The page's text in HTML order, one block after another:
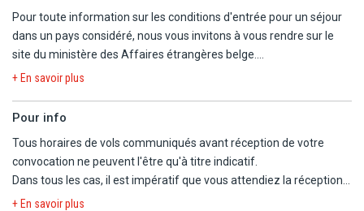
- Lors de votre séjour aux différents hôtels, le nettoyage des
chambres se fera toutes les 48 ou 72 heures selon la durée
d'occupation de la chambre. Il est toutefois possible de demander
un nettoyage de la chambre en se présentant à la réception.
- COURANT ELECTRIQUE : 230 V - 50 HZ - Type E - Adaptateur non
PRESTATIONS OPTIONNELLES (à souscrire avant le départ, sous
réserve de disponibilité et non remboursable en cas d'annulation) :
- Visite guidée d'Auschwitz-Birkenau avec guide francophone :
Pour toute information sur les conditions d'entrée pour un séjour
dans un pays considéré, nous vous invitons à vous rendre sur le
site du ministère des Affaires étrangères belge.
https://diplomatie.belgium.be/fr/Services/voyager_a_letranger/
+ En savoir plus
Pour info
Tous horaires de vols communiqués avant réception de votre
convocation ne peuvent l'être qu'à titre indicatif.
Dans tous les cas, il est impératif que vous attendiez la réception
de la convocation comprenant les horaires définitifs avant
+ En savoir plus